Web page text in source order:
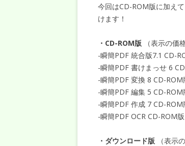
今回はCD-ROM版に加え
けます！
・CD-ROM版 （表示の価
-瞬簡PDF 統合版7.1
-瞬簡PDF 書けまっせ
-瞬簡PDF 変換 8
-瞬簡PDF 編集 5
-瞬簡PDF 作成 7
-瞬簡PDF OCR
・ダウンロード版 （表示